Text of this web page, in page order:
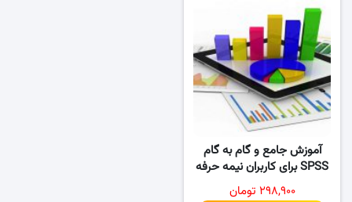
آموزش جامع و گام به گام
SPSS برای کاربران نیمه حرفه
ای
۲۹۸,۹۰۰ تومان